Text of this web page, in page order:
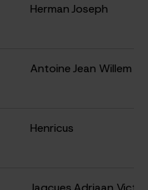
Herman Joseph
Antoine Jean Willem
Henricus